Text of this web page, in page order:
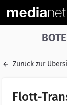
Zurück zur
Flott-